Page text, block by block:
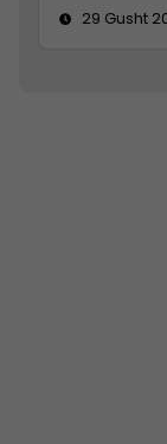
29 Gusht